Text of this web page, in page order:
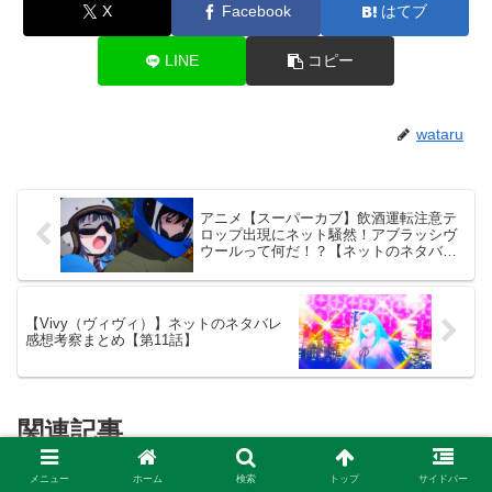
X Facebook はてブ
LINE コピー
wataru
アニメ【スーパーカブ】飲酒運転注意テ
ロップ出現にネット騒然！アブラッシヴ
ウールって何だ！？【ネットのネタバレ
【Vivy（ヴィヴィ）】ネットのネタバレ
感想考察まとめ【第11話】
関連記事
メニュー ホーム 検索 トップ サイドバー